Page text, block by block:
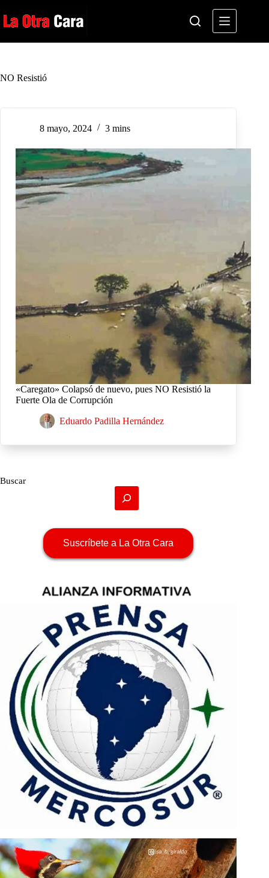
al
contenido
NO Resistió
8 mayo, 2024 3 mins
«Caregato» Colapsó de nuevo, pues NO Resistió la
Fuerte Ola de Corrupción
Eduardo Padilla Hernández
Buscar
Suscríbete a La Otra Cara